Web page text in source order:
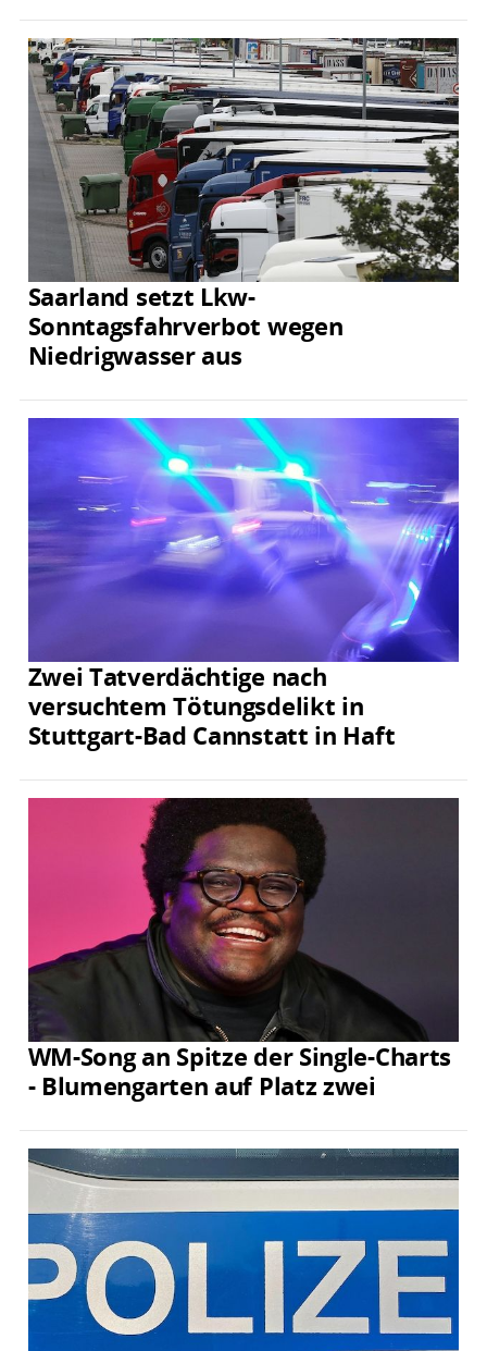
Saarland setzt Lkw-
Sonntagsfahrverbot wegen
Niedrigwasser aus
Zwei Tatverdächtige nach
versuchtem Tötungsdelikt in
Stuttgart-Bad Cannstatt in Haft
WM-Song an Spitze der Single-Charts
- Blumengarten auf Platz zwei